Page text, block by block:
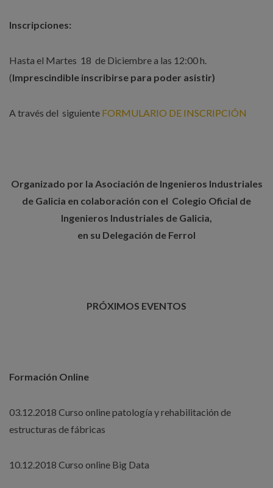
Inscripciones:
Hasta el Martes 18 de Diciembre a las 12:00 h.
(Imprescindible inscribirse para poder asistir)
A través del siguiente FORMULARIO DE INSCRIPCIÓN
Organizado por la Asociación de Ingenieros Industriales
de Galicia en colaboración con el Colegio Oficial de
Ingenieros Industriales de Galicia,
en su Delegación de Ferrol
PRÓXIMOS EVENTOS
Formación Online
03.12.2018 Curso online patología y rehabilitación de
estructuras de fábricas
10.12.2018 Curso online Big Data